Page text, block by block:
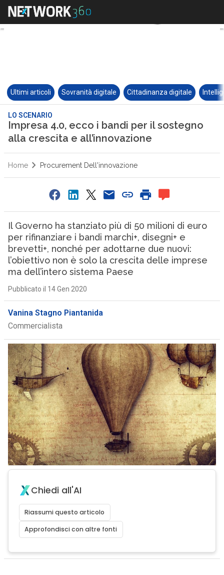
Ultimi articoli Sovranità digitale Cittadinanza digitale
LO SCENARIO
Impresa 4.0, ecco i bandi per il sostegno
alla crescita e all’innovazione
Home Procurement Dell'innovazione
Il Governo ha stanziato più di 50 milioni di euro
per rifinanziare i bandi marchi+, disegni+ e
brevetti+, nonché per adottarne due nuovi:
l’obiettivo non è solo la crescita delle imprese
ma dell’intero sistema Paese
Pubblicato il 14 Gen 2020
Vanina Stagno Piantanida
Commercialista
Chiedi all'AI
Riassumi questo articolo
Approfondisci con altre fonti